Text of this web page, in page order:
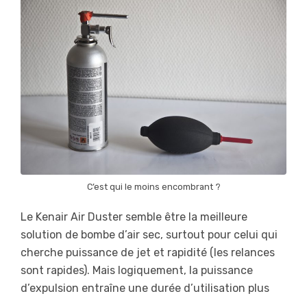
C’est qui le moins encombrant ?
Le Kenair Air Duster semble être la meilleure
solution de bombe d’air sec, surtout pour celui qui
cherche puissance de jet et rapidité (les relances
sont rapides). Mais logiquement, la puissance
d’expulsion entraîne une durée d’utilisation plus